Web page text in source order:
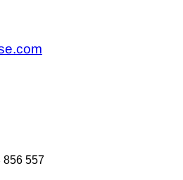
856 557